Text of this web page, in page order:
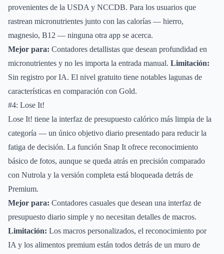
provenientes de la USDA y NCCDB. Para los usuarios que
rastrean micronutrientes junto con las calorías — hierro,
magnesio, B12 — ninguna otra app se acerca.
Mejor para: Contadores detallistas que desean profundidad en
micronutrientes y no les importa la entrada manual. Limitación:
Sin registro por IA. El nivel gratuito tiene notables lagunas de
características en comparación con Gold.
#4: Lose It!
Lose It! tiene la interfaz de presupuesto calórico más limpia de la
categoría — un único objetivo diario presentado para reducir la
fatiga de decisión. La función Snap It ofrece reconocimiento
básico de fotos, aunque se queda atrás en precisión comparado
con Nutrola y la versión completa está bloqueada detrás de
Premium.
Mejor para: Contadores casuales que desean una interfaz de
presupuesto diario simple y no necesitan detalles de macros.
Limitación: Los macros personalizados, el reconocimiento por
IA y los alimentos premium están todos detrás de un muro de